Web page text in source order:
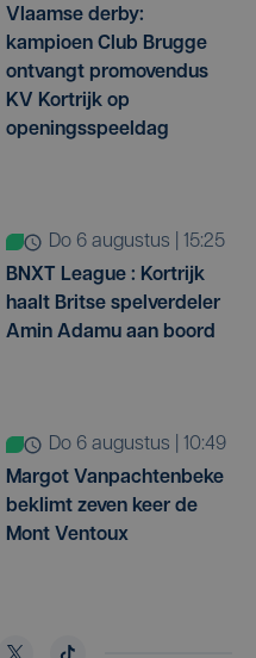
Vlaamse derby:
kampioen Club Brugge
ontvangt promovendus
KV Kortrijk op
openingsspeeldag
do 6 augustus | 15:25
BNXT League : Kortrijk
haalt Britse spelverdeler
Amin Adamu aan boord
do 6 augustus | 10:49
Margot Vanpachtenbeke
beklimt zeven keer de
Mont Ventoux